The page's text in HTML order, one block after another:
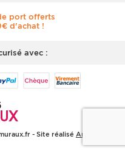
port offerts
d'achat !
avec :
- Site réalisé Arobases